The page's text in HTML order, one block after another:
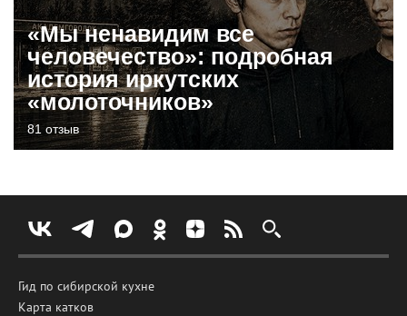
«Мы ненавидим все
человечество»: подробная
история иркутских
«молоточников»
81 отзыв
Гид по сибирской кухне
Карта катков